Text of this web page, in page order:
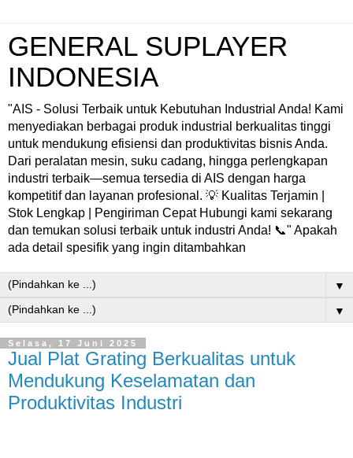
GENERAL SUPLAYER
INDONESIA
"AIS - Solusi Terbaik untuk Kebutuhan Industrial Anda! Kami
menyediakan berbagai produk industrial berkualitas tinggi
untuk mendukung efisiensi dan produktivitas bisnis Anda.
Dari peralatan mesin, suku cadang, hingga perlengkapan
industri terbaik—semua tersedia di AIS dengan harga
kompetitif dan layanan profesional. 💡 Kualitas Terjamin |
Stok Lengkap | Pengiriman Cepat Hubungi kami sekarang
dan temukan solusi terbaik untuk industri Anda! 📞" Apakah
ada detail spesifik yang ingin ditambahkan
▼
▼
Selasa, 17 Juni 2025
Jual Plat Grating Berkualitas untuk
Mendukung Keselamatan dan
Produktivitas Industri